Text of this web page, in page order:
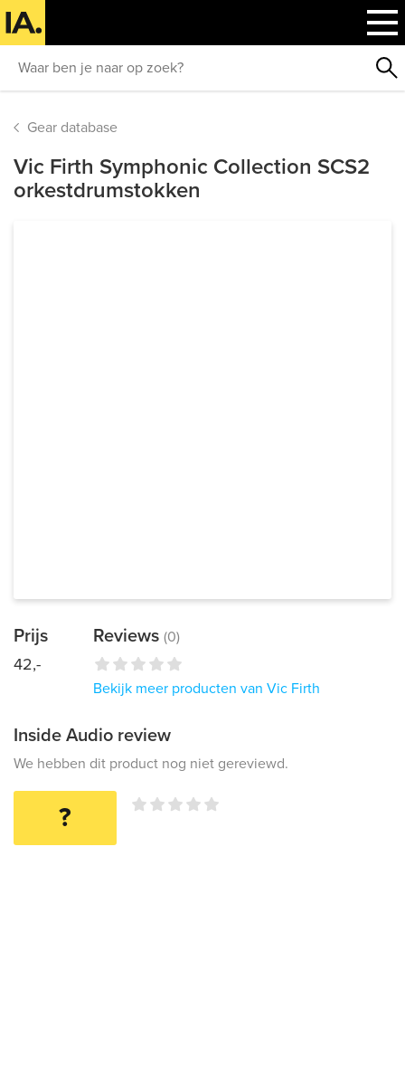
Gear database
Vic Firth Symphonic Collection SCS2
orkestdrumstokken
Prijs
42,-
Reviews (0)
Bekijk meer producten van Vic Firth
Inside Audio review
We hebben dit product nog niet gereviewd.
?